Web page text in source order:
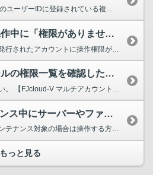
1つのユーザーID、または1つのユーザーIDに登録されている複数のマルチアカウントの同時ログインは可能です。 しかし、画面ごとに操作制御は行っていないため、同時ログイン時の操作のタイミングによっ...
コントロールパネル操作中に「権限がありません。」と表示される。
マルチアカウントロールの権限一覧を確認したい。
以下のページをご確認ください。 【FJcloud-V マルチアカウント機能 権限比較表】 https://pfs.nifcloud.com/service/account_table.h...
FJcloud-Vのメンテナンス中にサーバーやファイアウォールなどを操作する方法はありますか。
お客様ご利用中のゾーンがメンテナンス対象の場合は操作する方法はございません。 恐れ入りますがメンテナンスの終了をお待ちください。
もっと見る